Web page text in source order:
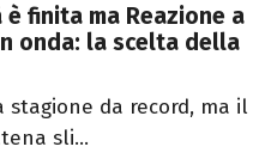
è finita ma Reazione a
onda: la scelta della
stagione da record, ma il
sli...